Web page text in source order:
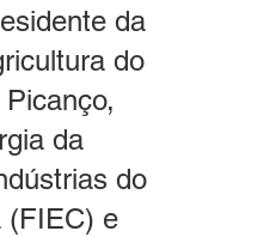
da
do
da
do
(FIEC) e